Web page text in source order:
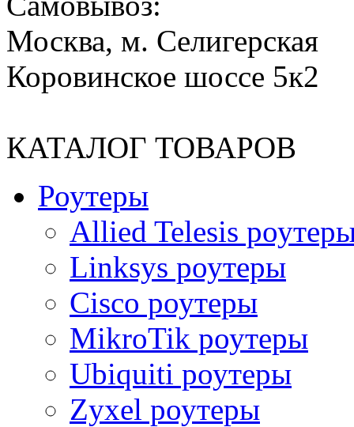
Москва, м. Селигерская
Коровинское шоссе 5к2
КАТАЛОГ ТОВАРОВ
Роутеры
Allied Telesis
Linksys роутеры
Cisco роутеры
MikroTik роутеры
Ubiquiti роутеры
Zyxel роутеры